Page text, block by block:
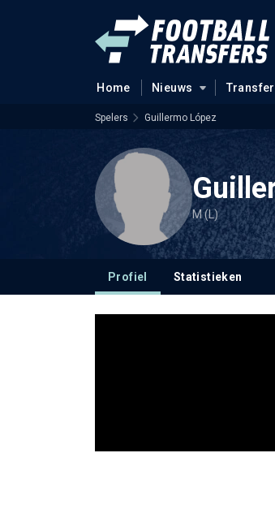
Home Nieuws
Spelers Guillermo López
M (L)
Profiel Statistieken